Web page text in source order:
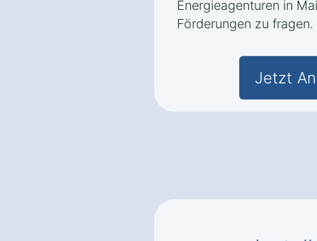
Energieagenturen in
Förderungen zu fragen.
Jetzt